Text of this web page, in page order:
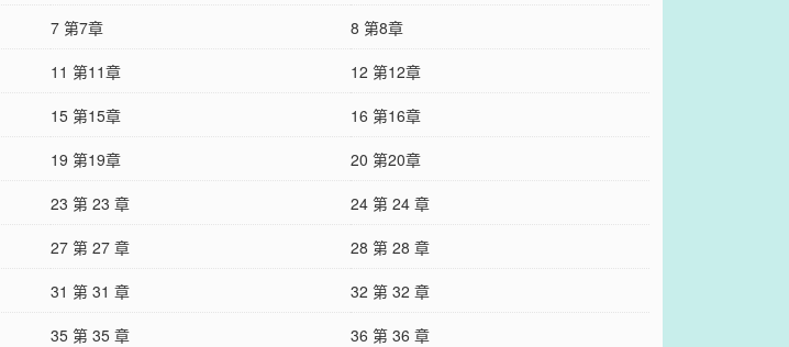
7 第7章
8 第8章
11 第11章
12 第12章
15 第15章
16 第16章
19 第19章
20 第20章
23 第 23 章
24 第 24 章
27 第 27 章
28 第 28 章
31 第 31 章
32 第 32 章
35 第 35 章
36 第 36 章